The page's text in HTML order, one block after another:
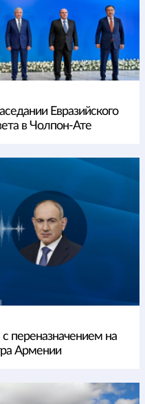
Евразийского
в Чолпон-Ате
переназначением на
Армении